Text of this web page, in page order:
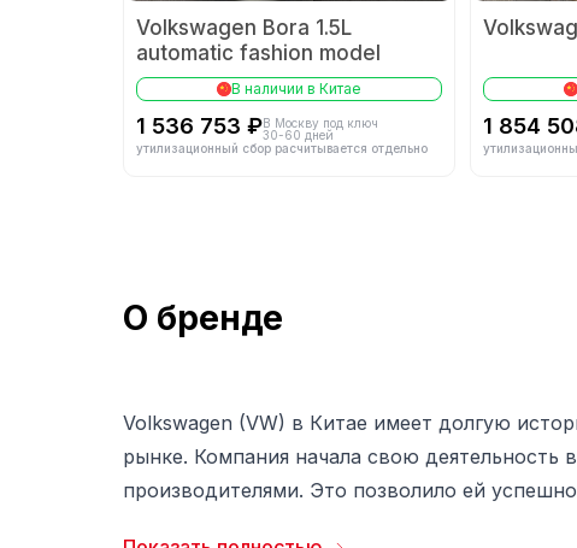
Volkswagen Bora 1.5L
automatic fashion model
В наличии в Китае
1 536 753 ₽В Москву под ключ
30-60 дней
утилизационный сбор расчитывается отдельно
1 854
О бренде
Volkswagen (VW) в Китае имеет долгую
рынке. Компания начала свою
производителями. Это позволило ей